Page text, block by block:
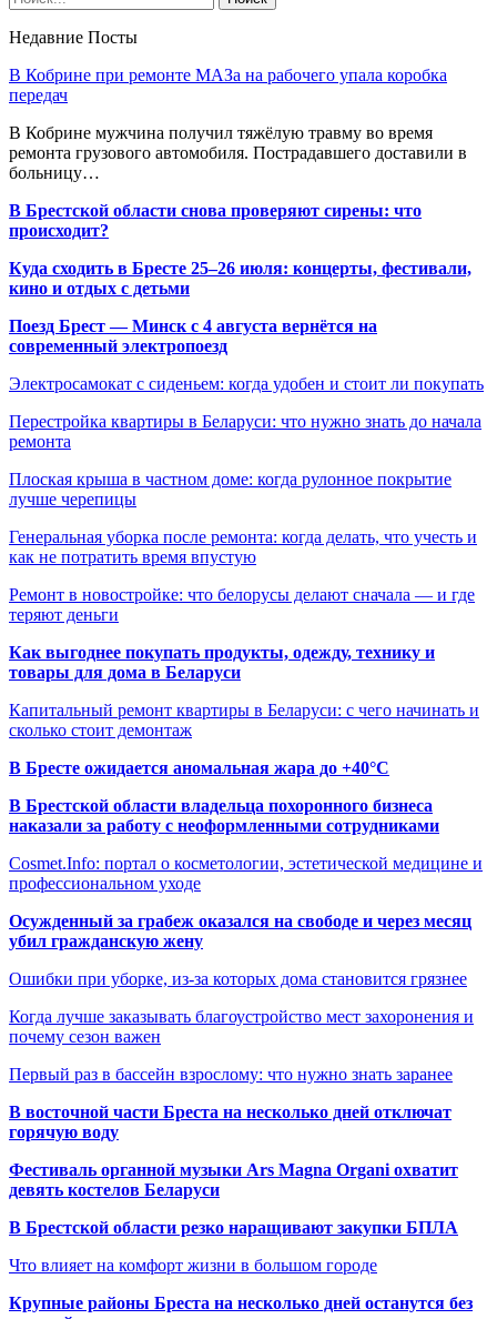
Недавние Посты
В Кобрине при ремонте МАЗа на рабочего упала коробка
передач
В Кобрине мужчина получил тяжёлую травму во время
ремонта грузового автомобиля. Пострадавшего доставили в
больницу…
В Брестской области снова проверяют сирены: что
происходит?
Куда сходить в Бресте 25–26 июля: концерты, фестивали,
кино и отдых с детьми
Поезд Брест — Минск с 4 августа вернётся на
современный электропоезд
Электросамокат с сиденьем: когда удобен и стоит ли покупать
Перестройка квартиры в Беларуси: что нужно знать до начала
ремонта
Плоская крыша в частном доме: когда рулонное покрытие
лучше черепицы
Генеральная уборка после ремонта: когда делать, что учесть и
как не потратить время впустую
Ремонт в новостройке: что белорусы делают сначала — и где
теряют деньги
Как выгоднее покупать продукты, одежду, технику и
товары для дома в Беларуси
Капитальный ремонт квартиры в Беларуси: с чего начинать и
сколько стоит демонтаж
В Бресте ожидается аномальная жара до +40°C
В Брестской области владельца похоронного бизнеса
наказали за работу с неоформленными сотрудниками
Cosmet.Info: портал о косметологии, эстетической медицине и
профессиональном уходе
Осужденный за грабеж оказался на свободе и через месяц
убил гражданскую жену
Ошибки при уборке, из-за которых дома становится грязнее
Когда лучше заказывать благоустройство мест захоронения и
почему сезон важен
Первый раз в бассейн взрослому: что нужно знать заранее
В восточной части Бреста на несколько дней отключат
горячую воду
Фестиваль органной музыки Ars Magna Organi охватит
девять костелов Беларуси
В Брестской области резко наращивают закупки БПЛА
Что влияет на комфорт жизни в большом городе
Крупные районы Бреста на несколько дней останутся без